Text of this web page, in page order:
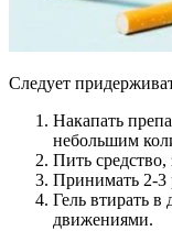
Следует
Накапать
небольшим
Пить средство,
Принимать 2-3
Гель втирать в
движениями.